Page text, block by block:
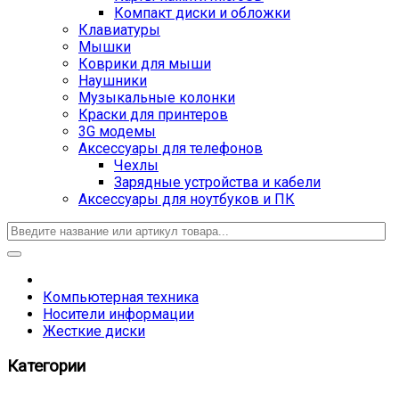
Компакт диски и обложки
Клавиатуры
Мышки
Коврики для мыши
Наушники
Музыкальные колонки
Краски для принтеров
3G модемы
Аксессуары для телефонов
Чехлы
Зарядные устройства и кабели
Аксессуары для ноутбуков и ПК
Компьютерная техника
Носители информации
Жесткие диски
Категории